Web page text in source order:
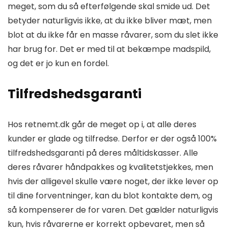
meget, som du så efterfølgende skal smide ud. Det
betyder naturligvis ikke, at du ikke bliver mæt, men
blot at du ikke får en masse råvarer, som du slet ikke
har brug for. Det er med til at bekæmpe madspild,
og det er jo kun en fordel.
Tilfredshedsgaranti
Hos retnemt.dk går de meget op i, at alle deres
kunder er glade og tilfredse. Derfor er der også 100%
tilfredshedsgaranti på deres måltidskasser. Alle
deres råvarer håndpakkes og kvalitetstjekkes, men
hvis der alligevel skulle være noget, der ikke lever op
til dine forventninger, kan du blot kontakte dem, og
så kompenserer de for varen. Det gælder naturligvis
kun, hvis råvarerne er korrekt opbevaret, men så